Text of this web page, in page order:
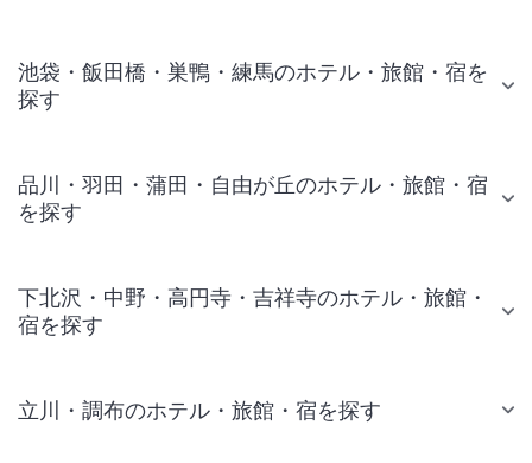
池袋・飯田橋・巣鴨・練馬のホテル・旅館・宿を
探す
品川・羽田・蒲田・自由が丘のホテル・旅館・宿
を探す
下北沢・中野・高円寺・吉祥寺のホテル・旅館・
宿を探す
立川・調布のホテル・旅館・宿を探す